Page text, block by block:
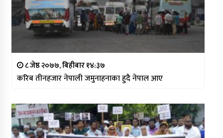
८ जेष्ठ २०७७, बिहीबार १४:३७
करिब तीनहजार नेपाली जमुनाहनाका हुदै नेपाल आए